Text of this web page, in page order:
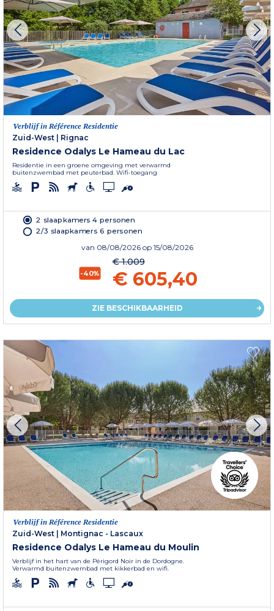
Verblijf in Référence Residentie
Zuid-West
Rignac
Residence Odalys Le Hameau du Lac
Residentie in een groene omgeving met verwarmd
buitenzwembad met peuterbad. Wifi-toegang
2 slaapkamers 4 personen
2/3 slaapkamers 6 personen
van 08/08/2026 op 15/08/2026
-40%
€ 1.009
€ 605,40
ZIE BESCHIKBAARHEID
Verblijf in Référence Residentie
Zuid-West | Montignac - Lascaux
Residence Odalys Le Hameau du Moulin
Verblijf in het hart van de Périgord Noir in de Dordogne.
Verwarmd buitenzwembad met kikkerbad en wifi.